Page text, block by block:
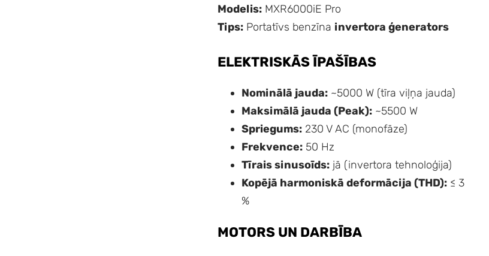
Modelis: MXR6000iE Pro
Tips: Portatīvs benzīna invertora ģenerators
ELEKTRISKĀS ĪPAŠĪBAS
Nominālā jauda: ~5000 W (tīra viļņa jauda)
Maksimālā jauda (Peak): ~5500 W
Spriegums: 230 V AC (monofāze)
Frekvence: 50 Hz
Tīrais sinusoīds: jā (invertora tehnoloģija)
Kopējā harmoniskā deformācija (THD): ≤ 3
%
MOTORS UN DARBĪBA